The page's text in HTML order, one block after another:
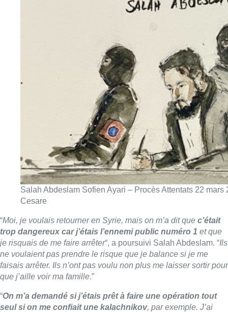
Salah Abdeslam Sofien Ayari – Procès Attentats 22
Cesare
“Moi, je voulais retourner en Syrie, mais on m’a dit que c’était
trop dangereux car j’étais l’ennemi public numéro 1 et que
je risquais de me faire arrêter“, a poursuivi Salah Abdeslam. “Ils
ne voulaient pas prendre le risque que je balance si je me
faisais arrêter. Ils n’ont pas voulu non plus me laisser sortir pour
que j’aille voir ma famille.”
“On m’a demandé si j’étais prêt à faire une opération tout
seul si on me confiait une kalachnikov, par exemple. J’ai